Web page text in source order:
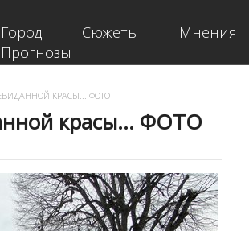
Город Сюжеты Мнения
Прогнозы
КРАСЫ... ФОТО
красы... ФОТО